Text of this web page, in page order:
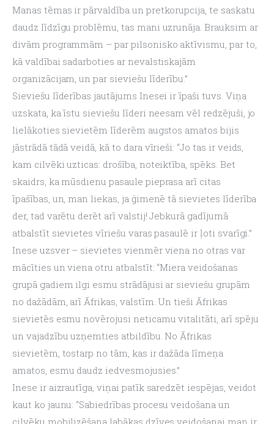
Manas tēmas ir pārvaldība un pretkorupcija, te saskatu
daudz līdzīgu problēmu, tas mani uzrunāja. Brauksim ar
divām programmām – par pilsonisko aktīvismu, par to,
kā valdībai sadarboties ar nevalstiskajām
organizācijam, un par sieviešu līderību.”
Sieviešu līderības jautājums Inesei ir īpaši tuvs. Viņa
uzskata, ka īstu sieviešu līderi neesam vēl redzējuši, jo
lielākoties sievietēm līderēm augstos amatos bijis
jāstrādā tādā veidā, kā to dara vīrieši: “Jo tas ir veids,
kam cilvēki uzticas: drošība, noteiktība, spēks. Bet
skaidrs, ka mūsdienu pasaule pieprasa arī citas
īpašības, un, man liekas, ja ģimenē tā sievietes līderība
der, tad varētu derēt arī valstij! Jebkurā gadījumā
atbalstīt sievietes vīriešu varas pasaulē ir ļoti svarīgi.”
Inese uzsver – sievietes vienmēr viena no otras var
mācīties un viena otru atbalstīt: “Miera veidošanas
grupā gadiem ilgi esmu strādājusi ar sieviešu grupām
no dažādām, arī Āfrikas, valstīm. Un tieši Āfrikas
sievietēs esmu novērojusi neticamu vitalitāti, arī spēju
un vajadzību uzņemties atbildību. No Āfrikas
sievietēm, tostarp no tām, kas ir dažāda līmeņa
amatos, esmu daudz iedvesmojusies.”
Inese ir aizrautīga, viņai patīk saredzēt iespējas, veidot
kaut ko jaunu: “Sabiedrības procesu veidošana un